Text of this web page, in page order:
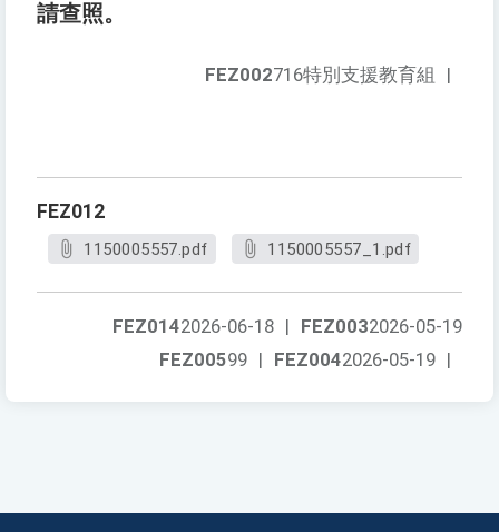
請查照。
FEZ002716特別支援教育組 |
FEZ012
1150005557.pdf 1150005557_1.pdf
FEZ0032026-05-19
FEZ0142026-06-18 |
FEZ0042026-05-19 |
FEZ00599 |